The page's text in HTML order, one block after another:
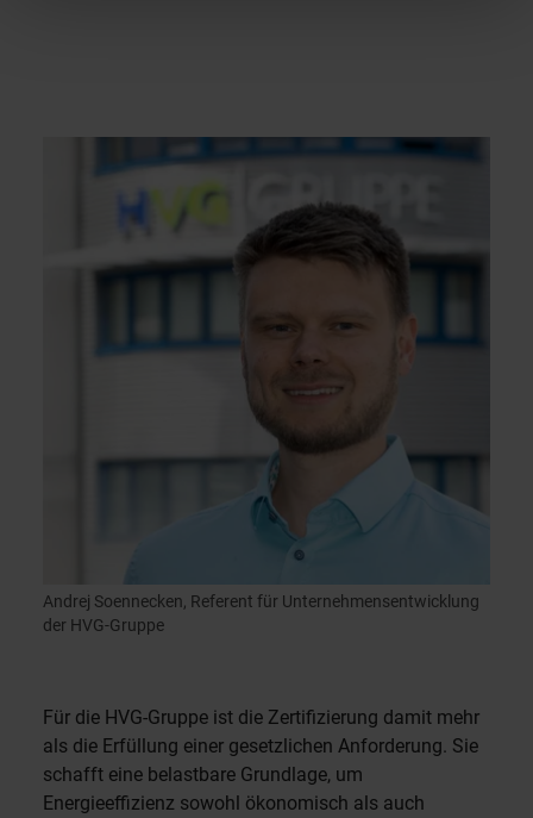
Andrej Soennecken, Referent für Unternehmensentwicklung
der HVG-Gruppe
Für die HVG-Gruppe ist die Zertifizierung damit mehr
als die Erfüllung einer gesetzlichen Anforderung. Sie
schafft eine belastbare Grundlage, um
Energieeffizienz sowohl ökonomisch als auch